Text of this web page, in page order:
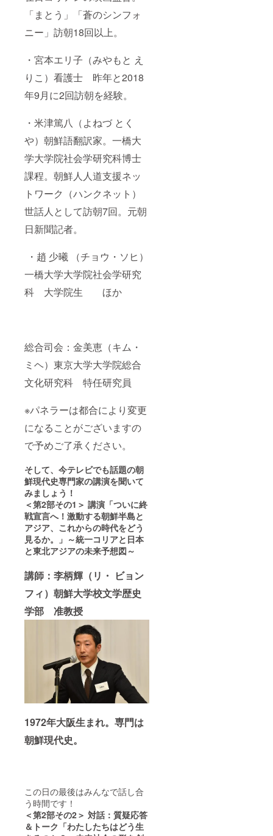
「まとう」「蒼のシンフォ
ニー」訪朝18回以上。
・宮本エリ子（みやもと え
りこ）看護士 昨年と2018
年9月に2回訪朝を経験。
・米津篤八（よねづ とく
や）朝鮮語翻訳家。一橋大
学大学院社会学研究科博士
課程。朝鮮人人道支援ネッ
トワーク（ハンクネット）
世話人として訪朝7回。元朝
日新聞記者。
・趙 少曦 （チョウ・ソヒ）
一橋大学大学院社会学研究
科 大学院生 ほか
総合司会：金美恵（キム・
ミヘ）東京大学大学院総合
文化研究科 特任研究員
※パネラーは都合により変更
になることがございますの
で予めご了承ください。
そして、今テレビでも話題の朝
鮮現代史専門家の講演を聞いて
みましょう！
＜第2部その1＞ 講演 「ついに終
戦宣言へ！ 激動する朝鮮半島と
アジア、これからの時代をどう
見るか。」 ～統一コリアと日本
と東北アジアの未来予想図～
講師：李柄輝（リ・ ビョン
フィ） 朝鮮大学校文学歴史
学部 准教授
1972年大阪生まれ。専門は
朝鮮現代史。
この日の最後はみんなで話し合
う時間です！
＜第2部その2＞ 対話：質疑応答
＆トーク 「わたしたちはどう生